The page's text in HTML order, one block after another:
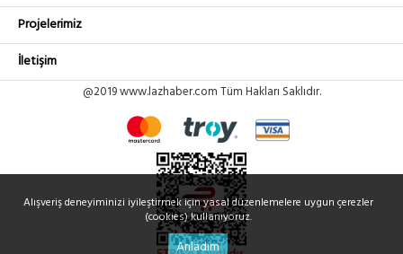
Projelerimiz
İletişim
@2019 www.lazhaber.com Tüm Hakları Saklıdır.
Alışveriş deneyiminizi iyileştirmek için yasal düzenlemelere uygun çerezler
(cookies) kullanıyoruz.
Anladım